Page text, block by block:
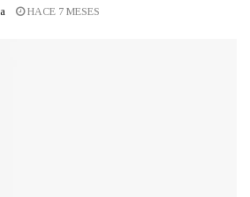
HACE 7 MESES